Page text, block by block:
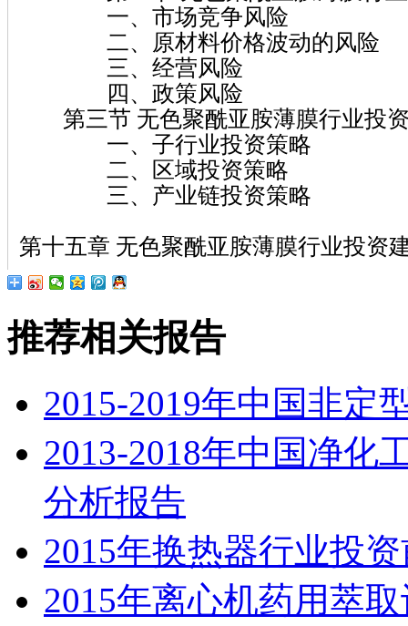
一、市场竞争风险
二、原材料价格波动的风险
三、经营风险
四、政策风险
第三节 无色聚酰亚胺薄膜行业投
一、子行业投资策略
二、区域投资策略
三、产业链投资策略
第十五章 无色聚酰亚胺薄膜行业投资
推荐相关报告
2015-2019年中国非定
2013-2018年中国净化
分析报告
2015年换热器行业投
2015年离心机药用萃